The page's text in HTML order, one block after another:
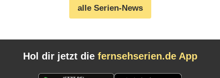
alle Serien-News
Hol dir jetzt die fernsehserien.de App